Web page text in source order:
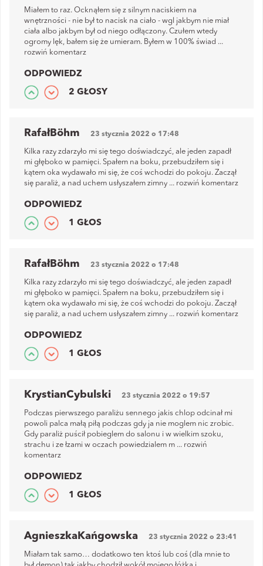
Miałem to raz. Ocknąłem się z silnym naciskiem na
wnętrzności - nie był to nacisk na ciało - wgl jakbym nie miał
ciała albo jakbym był od niego odłączony. Czułem wtedy
ogromy lęk, bałem się że umieram. Byłem w 100% świad ...
rozwiń komentarz
ODPOWIEDZ
2 GŁOSY
RafałBöhm 23 stycznia 2022 o 17:48
Kilka razy zdarzyło mi się tego doświadczyć, ale jeden zapadł
mi głęboko w pamięci. Spałem na boku, przebudziłem się i
kątem oka wydawało mi się, że coś wchodzi do pokoju. Zaczął
się paraliż, a nad uchem usłyszałem zimny ... rozwiń komentarz
ODPOWIEDZ
1 GŁOS
RafałBöhm 23 stycznia 2022 o 17:48
Kilka razy zdarzyło mi się tego doświadczyć, ale jeden zapadł
mi głęboko w pamięci. Spałem na boku, przebudziłem się i
kątem oka wydawało mi się, że coś wchodzi do pokoju. Zaczął
się paraliż, a nad uchem usłyszałem zimny ... rozwiń komentarz
ODPOWIEDZ
1 GŁOS
KrystianCybulski 23 stycznia 2022 o 19:57
Podczas pierwszego paraliżu sennego jakis chlop odcinał mi
powoli palca małą piłą podczas gdy ja nie moglem nic zrobic.
Gdy paraliż puścił pobieglem do salonu i w wielkim szoku,
strachu i ze łzami w oczach powiedzialem m ... rozwiń
komentarz
ODPOWIEDZ
1 GŁOS
AgnieszkaKańgowska 23 stycznia 2022 o 23:41
Miałam tak samo… dodatkowo ten ktoś lub coś (dla mnie to